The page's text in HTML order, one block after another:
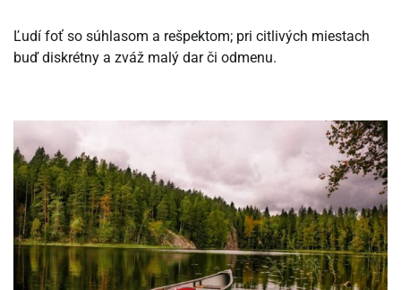
Ľudí foť so súhlasom a rešpektom; pri citlivých miestach
buď diskrétny a zváž malý dar či odmenu.